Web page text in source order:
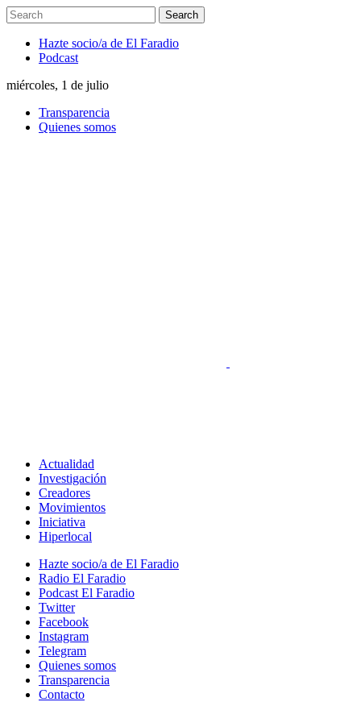
Hazte socio/a de El Faradio
Podcast
miércoles, 1 de julio
Transparencia
Quienes somos
Actualidad
Investigación
Creadores
Movimientos
Iniciativa
Hiperlocal
Hazte socio/a de El Faradio
Radio El Faradio
Podcast El Faradio
Twitter
Facebook
Instagram
Telegram
Quienes somos
Transparencia
Contacto